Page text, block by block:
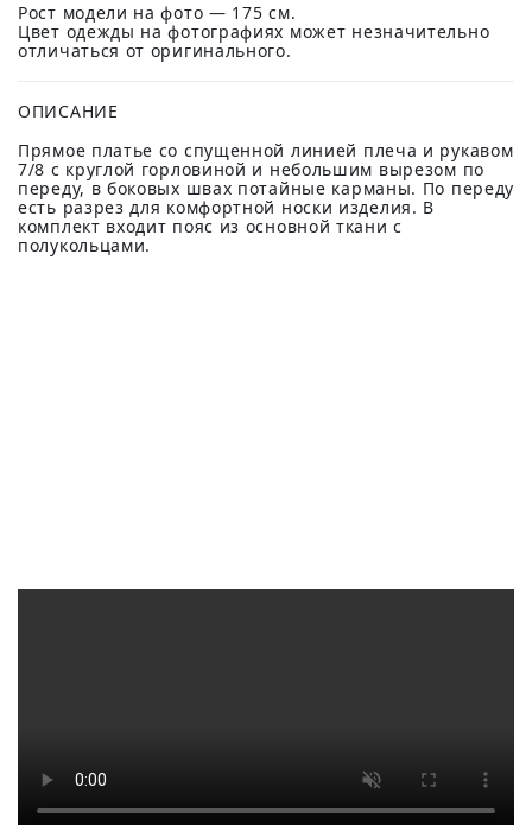
Рост модели на фото — 175 см.
Цвет одежды на фотографиях может незначительно
отличаться от оригинального.
ОПИСАНИЕ
Прямое платье со спущенной линией плеча и рукавом
7/8 с круглой горловиной и небольшим вырезом по
переду, в боковых швах потайные карманы. По переду
есть разрез для комфортной носки изделия. В
комплект входит пояс из основной ткани с
полукольцами.